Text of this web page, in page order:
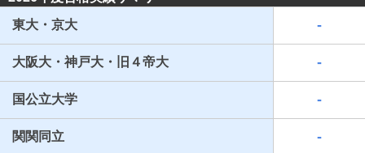
東大・京大
-
大阪大・神戸大・旧４帝大 -
国公立大学 -
関関同立 -